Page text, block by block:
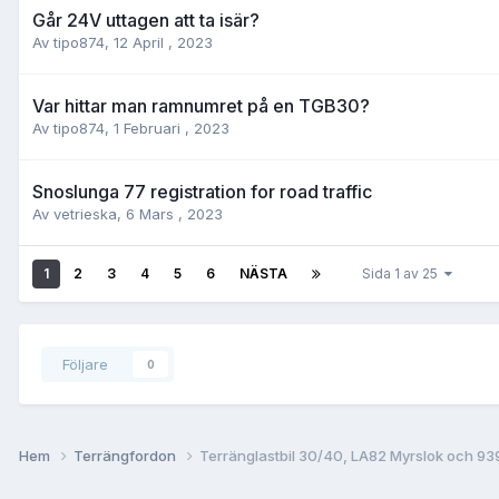
Går 24V uttagen att ta isär?
Avtipo874, 12 April , 2023
Var hittar man ramnumret på en TGB30?
Avtipo874, 1 Februari , 2023
Snoslunga 77 registration for road traffic
Av vetrieska, 6 Mars , 2023
1 2 3 4 5 6 NÄSTA Sida 1 av 25
Följare 0
Hem Terrängfordon Terränglastbil 30/40, LA82 Myrslok och